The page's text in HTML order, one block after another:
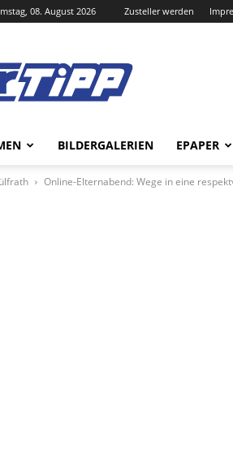
08. August 2026 Zusteller werden
Tipp
Online
BILDERGALERIEN EPAPER
Online-Elternabend: Wege in eine